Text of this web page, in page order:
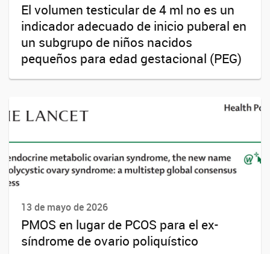
El volumen testicular de 4 ml no es un
indicador adecuado de inicio puberal en
un subgrupo de niños nacidos
pequeños para edad gestacional (PEG)
13 de mayo de 2026
PMOS en lugar de PCOS para el ex-
síndrome de ovario poliquístico